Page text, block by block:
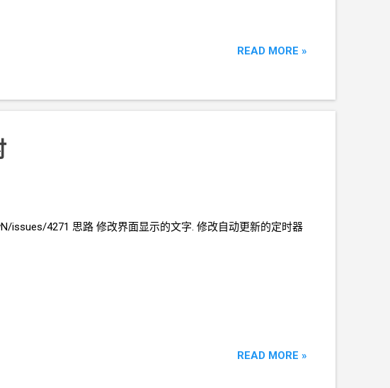
READ MORE »
issues/4271 思路 修改界面显示的文字. 修改自动更新的定时器
READ MORE »